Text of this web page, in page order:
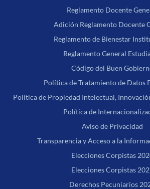
Reglamento Docente
Adición Reglamento Docente
Reglamento de Bienestar
Reglamento General
Código del Buen
Política de Tratamiento de Datos
Política de Propiedad Intelectual,
Política de
Aviso de Privacidad
Transparencia y Acceso a la
Elecciones Corpistas
Elecciones Corpistas
Derechos Pecuniarios